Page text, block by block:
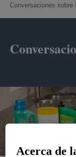
Conversaciones sobre
Acerca de